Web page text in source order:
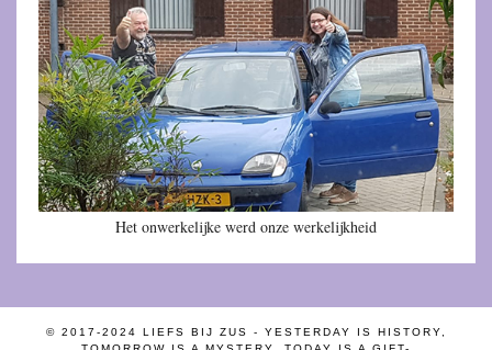
Het onwerkelijke werd onze werkelijkheid
© 2017-2024 LIEFS BIJ ZUS - YESTERDAY IS HISTORY,